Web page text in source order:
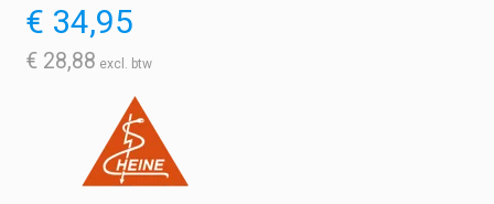
€ 34,95
€ 28,88